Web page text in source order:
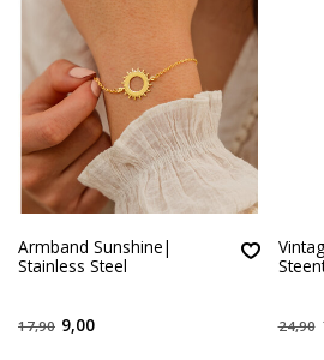
Armband Sunshine|
Stainless Steel
17,90 9,00 24,90